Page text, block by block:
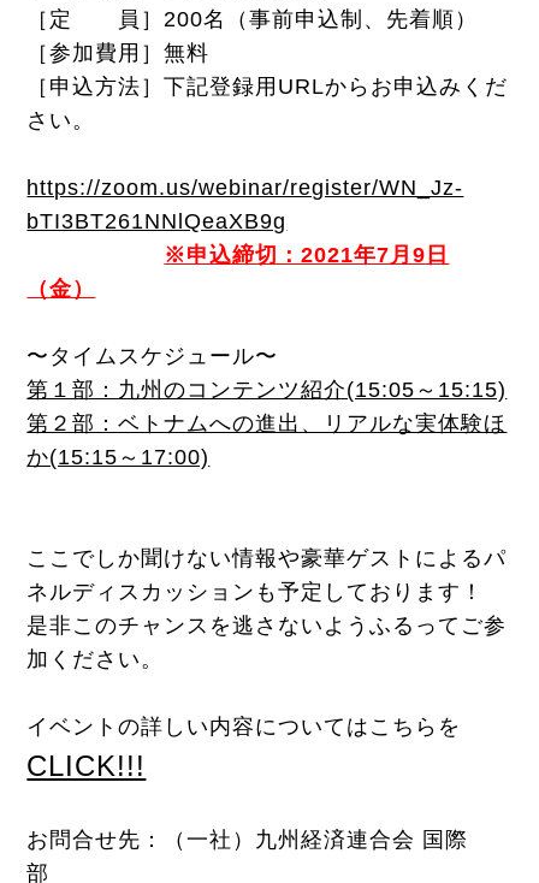
［定 員］200名（事前申込制、先着順）
［参加費用］無料
［申込方法］下記登録用URLからお申込みくだ
さい。
https://zoom.us/webinar/register/WN_Jz-
bTI3BT261NNlQeaXB9g
※申込締切：2021年7月9日
（金）
〜タイムスケジュール〜
第１部：九州のコンテンツ紹介(15:05～15:15)
第２部：ベトナムへの進出、リアルな実体験ほ
か(15:15～17:00)
ここでしか聞けない情報や豪華ゲストによるパ
ネルディスカッションも予定しております！
是非このチャンスを逃さないようふるってご参
加ください。
イベントの詳しい内容についてはこちらを
CLICK!!!
お問合せ先：（一社）九州経済連合会 国際
部